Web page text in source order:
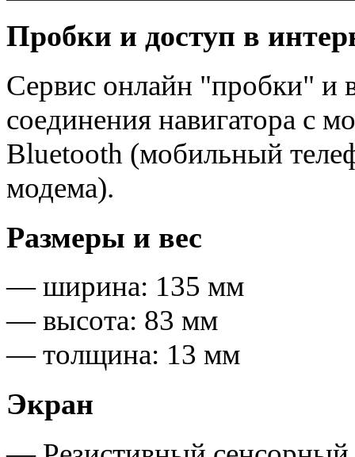
Пробки и доступ в
Сервис онлайн "пробки" и
соединения навигатора с
Bluetooth (мобильный
модема).
Размеры и вес
— ширина: 135 мм
— высота: 83 мм
— толщина: 13 мм
Экран